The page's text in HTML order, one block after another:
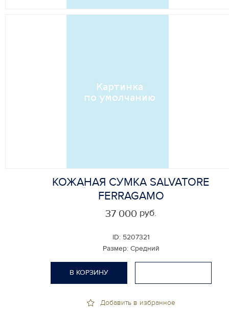
КОЖАНАЯ СУМКА SALVATORE
FERRAGAMO
ID: 5207321
Размер: Средний
37 000 руб.
Добавить в избранное
В КОРЗИНУ